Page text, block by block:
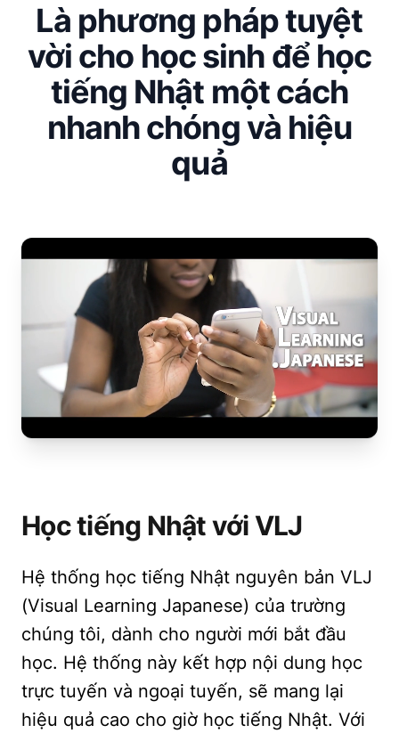
Là phương pháp tuyệt
vời cho học sinh để học
tiếng Nhật một cách
nhanh chóng và hiệu
quả
Học tiếng Nhật với VLJ
Hệ thống học tiếng Nhật nguyên bản VLJ
(Visual Learning Japanese) của trường
chúng tôi, dành cho người mới bắt đầu
học. Hệ thống này kết hợp nội dung học
trực tuyến và ngoại tuyến, sẽ mang lại
hiệu quả cao cho giờ học tiếng Nhật. Với